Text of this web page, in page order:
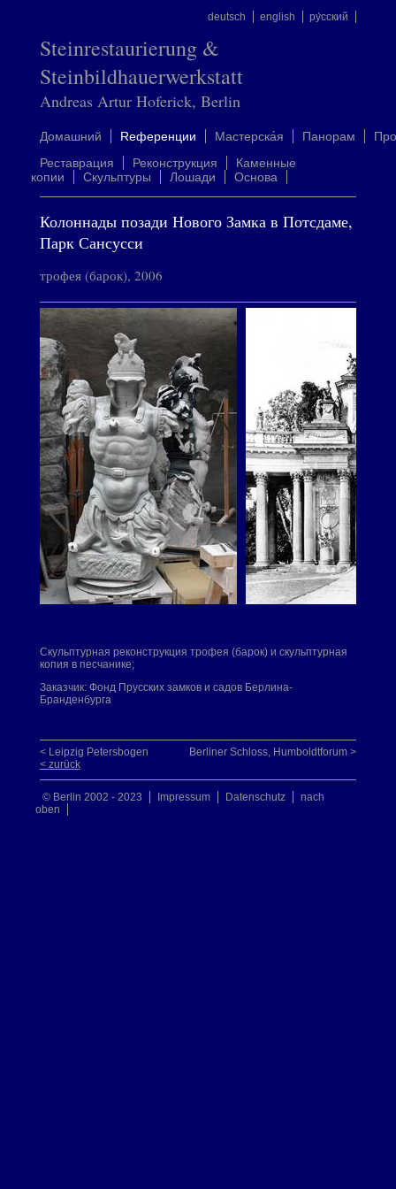
deutsch english ру́сский
Steinrestaurierung &
Steinbildhauerwerkstatt
Andreas Artur Hoferick, Berlin
Домашний Rеференции Mастерска́я Панорам
Реставрация
Реконструкция
Каменные
копии
Скульптуры Лошади Oснова
Колоннады позади Нового Замка в Потсдаме,
Парк Сансусси
трофея (барок), 2006
Скульптурная реконструкция трофея (барок) и скульптурная
копия в песчанике;
Заказчик: Фонд Прусских замков и садов Берлина-
Бранденбурга
Berliner Schloss, Humboldtforum >
< Leipzig Petersbogen
< zurück
© Berlin 2002 - 2023 Impressum Datenschutz
nach
oben